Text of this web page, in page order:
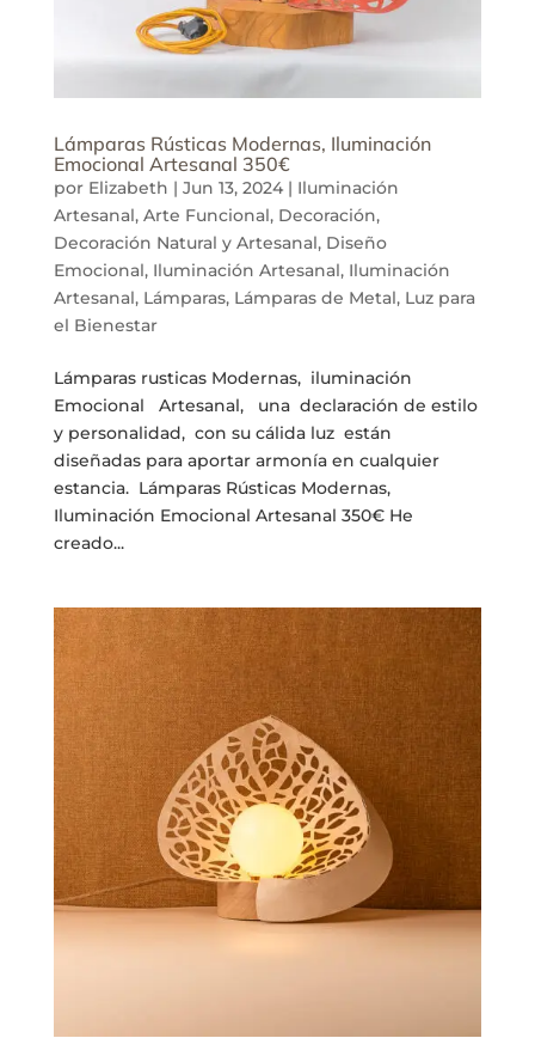
Lámparas Rústicas Modernas, Iluminación
Emocional Artesanal 350€
por Elizabeth | Jun 13, 2024| Iluminación
Artesanal, Arte Funcional, Decoración,
Decoración Natural y Artesanal, Diseño
Emocional, Iluminación Artesanal, Iluminación
Artesanal, Lámparas, Lámparas de Metal, Luz para
el Bienestar
Lámparas rusticas Modernas, iluminación
Emocional Artesanal, una declaración de estilo
y personalidad, con su cálida luz están
diseñadas para aportar armonía en cualquier
estancia. Lámparas Rústicas Modernas,
Iluminación Emocional Artesanal 350€ He
creado...